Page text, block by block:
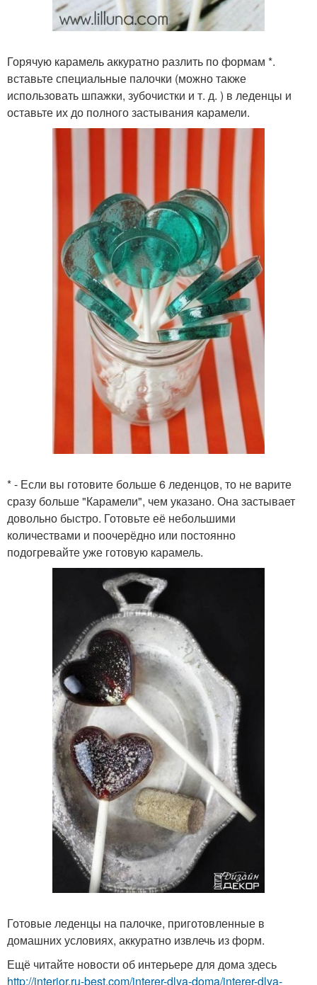
Горячую карамель аккуратно разлить по формам *.
вставьте специальные палочки (можно также
использовать шпажки, зубочистки и т. д. ) в леденцы и
оставьте их до полного застывания карамели.
* - Если вы готовите больше 6 леденцов, то не варите
сразу больше "Карамели", чем указано. Она застывает
довольно быстро. Готовьте её небольшими
количествами и поочерёдно или постоянно
подогревайте уже готовую карамель.
Готовые леденцы на палочке, приготовленные в
домашних условиях, аккуратно извлечь из форм.
Ещё читайте новости об интерьере для дома здесь
http://interior.ru-best.com/interer-dlya-doma/interer-dlya-